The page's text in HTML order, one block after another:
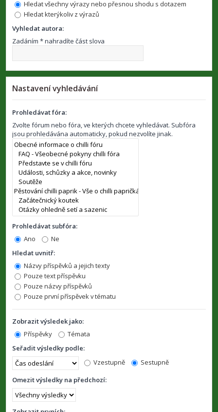
Hledat všechny výrazy nebo přesnou shodu s dotazem
Hledat kterýkoliv z výrazů
Vyhledat autora:
Zadáním * nahradíte část slova
Nastavení vyhledávání
Prohledávat fóra:
Zvolte fórum nebo fóra, ve kterých chcete vyhledávat. Subfóra
jsou prohledávána automaticky, pokud nezvolíte jinak.
Prohledávat subfóra:
Ano
Ne
Hledat uvnitř:
Názvy příspěvků a jejich texty
Pouze text příspěvku
Pouze názvy příspěvků
Pouze první příspěvek v tématu
Zobrazit výsledek jako:
Příspěvky
Témata
Seřadit výsledky podle:
Vzestupně
Sestupně
Omezit výsledky na předchozí: